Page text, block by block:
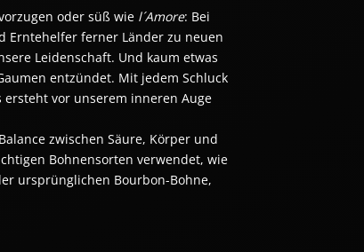
oder süß wie l´Amore: Bei
Erntehelfer ferner Länder zu neuen
Leidenschaft. Und kaum etwas
entzündet. Mit jedem Schluck
vor unserem inneren Auge
zwischen Säure, Körper und
Bohnensorten verwendet, wie
ursprünglichen Bourbon-Bohne,